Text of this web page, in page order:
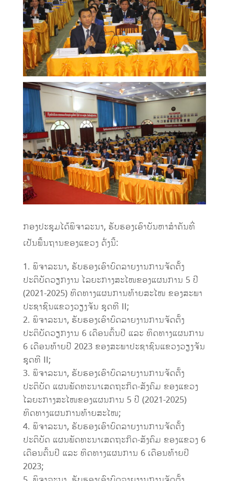
ກອງປະຊຸມໄດ້ພິຈາລະນາ, ຮັບຮອງເອົາບັນຫາສໍາຄັນທີ່
ເປັນພື້ນຖານຂອງແຂວງ ດັ່ງນີ້:
ພິຈາລະນາ, ຮັບຮອງເອົາບົດລາຍງານການຈັດຕັ້ງ
ປະຕິບັດວຽກງານ ໄລຍະກາງສະໄໜຂອງແຜນການ 5 ປີ
(2021-2025) ທິດທາງແຜນການທ້າຍສະໄໜ ຂອງສະພາ
ປະຊາຊົນແຂວງວຽງຈັນ ຊຸດທີ II;
ພິຈາລະນາ, ຮັບຮອງເອົາບົດລາຍງານການຈັດຕັ້ງ
ປະຕິບັດວຽກງານ 6 ເດືອນຕົ້ນປີ ແລະ ທິດທາງແຜນການ
6 ເດືອນທ້າຍປີ 2023 ຂອງສະພາປະຊາຊົນແຂວງວຽງຈັນ
ຊຸດທີ II;
ພິຈາລະນາ, ຮັບຮອງເອົາບົດລາຍງານການຈັດຕັ້ງ
ປະຕິບັດ ແຜນພັດທະນາເສດຖະກິດ-ສັງຄົມ ຂອງແຂວງ
ໄລຍະກາງສະໄໜຂອງແຜນການ 5 ປີ (2021-2025)
ທິດທາງແຜນການທ້າຍສະໄໜ;
ພິຈາລະນາ, ຮັບຮອງເອົາບົດລາຍງານການຈັດຕັ້ງ
ປະຕິບັດ ແຜນພັດທະນາເສດຖະກິດ-ສັງຄົມ ຂອງແຂວງ 6
ເດືອນຕົ້ນປີ ແລະ ທິດທາງແຜນການ 6 ເດືອນທ້າຍປີ
2023;